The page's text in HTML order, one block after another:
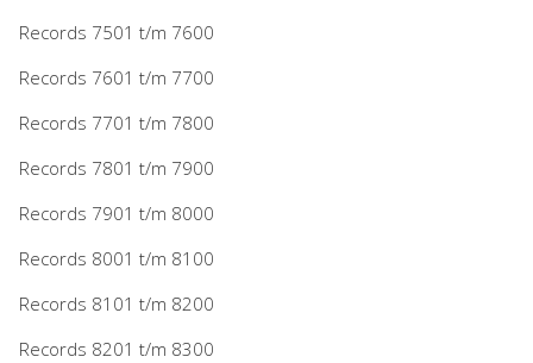
Records 7501 t/m 7600
Records 7601 t/m 7700
Records 7701 t/m 7800
Records 7801 t/m 7900
Records 7901 t/m 8000
Records 8001 t/m 8100
Records 8101 t/m 8200
Records 8201 t/m 8300